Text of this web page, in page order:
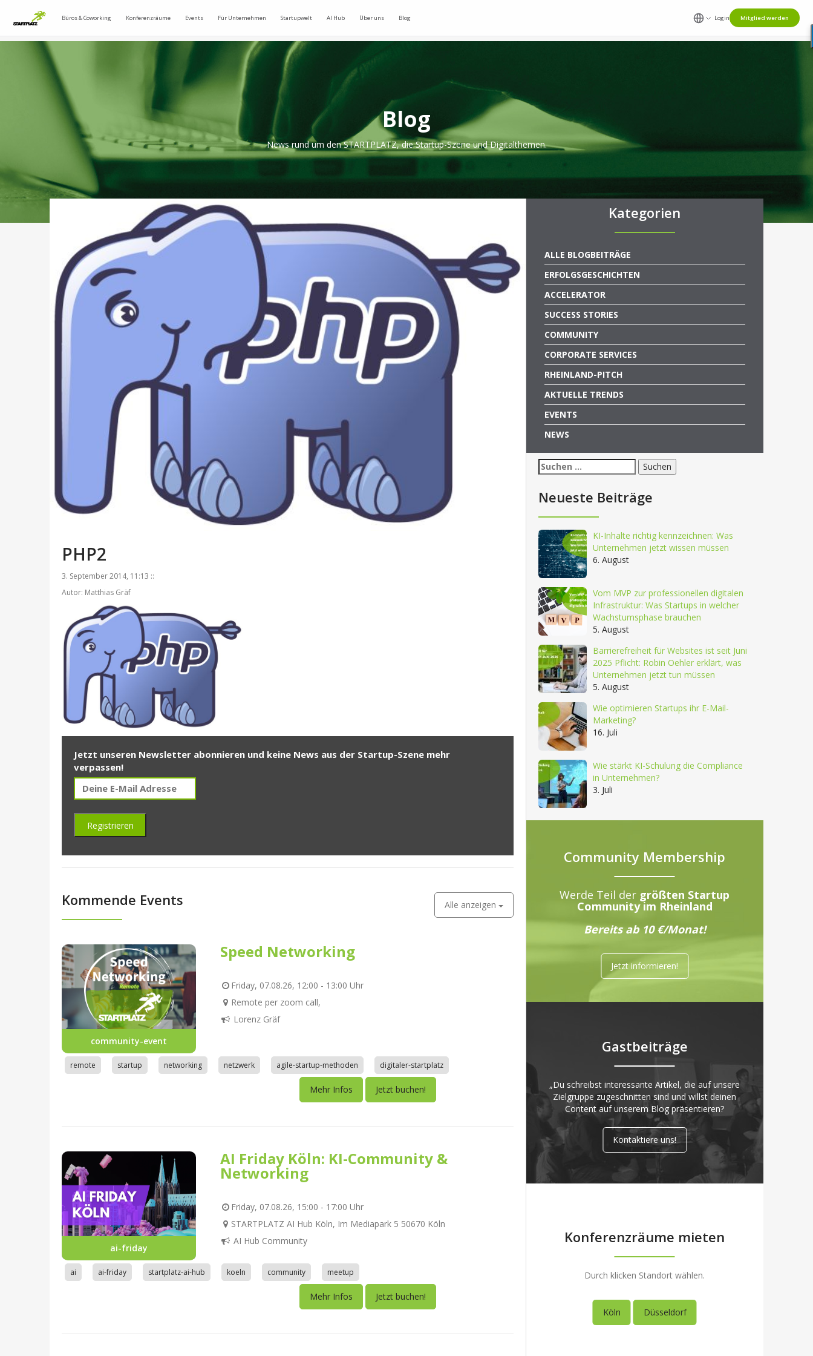
Büros & Coworking Konferenzräume Events Für Unternehmen Startupwelt AI Hub Über uns Blog Login Mitglied werden
Blog
News rund um den STARTPLATZ, die Startup-Szene und Digitalthemen.
PHP2
3. September 2014, 11:13 ::
Autor: Matthias Gräf
Jetzt unseren Newsletter abonnieren und keine News aus der Startup-Szene mehr
verpassen!
Kommende Events Alle anzeigen
community-event
Speed Networking
Friday, 07.08.26, 12:00 - 13:00 Uhr
Remote per zoom call,
Lorenz Gräf
remote startup networking netzwerk agile-startup-methoden digitaler-startplatz
Mehr Infos Jetzt buchen!
ai-friday
AI Friday Köln: KI-Community &
Networking
Friday, 07.08.26, 15:00 - 17:00 Uhr
STARTPLATZ AI Hub Köln, Im Mediapark 5 50670 Köln
AI Hub Community
ai ai-friday startplatz-ai-hub koeln community meetup
Mehr Infos Jetzt buchen!
Kategorien
ALLE BLOGBEITRÄGE
ERFOLGSGESCHICHTEN
ACCELERATOR
SUCCESS STORIES
COMMUNITY
CORPORATE SERVICES
RHEINLAND-PITCH
AKTUELLE TRENDS
EVENTS
NEWS
Suchen
nach:
Neueste Beiträge
KI-Inhalte richtig kennzeichnen: Was
Unternehmen jetzt wissen müssen
6. August
Vom MVP zur professionellen digitalen
Infrastruktur: Was Startups in welcher
Wachstumsphase brauchen
5. August
Barrierefreiheit für Websites ist seit Juni
2025 Pflicht: Robin Oehler erklärt, was
Unternehmen jetzt tun müssen
5. August
Wie optimieren Startups ihr E-Mail-
Marketing?
16. Juli
Wie stärkt KI-Schulung die Compliance
in Unternehmen?
3. Juli
Community Membership
Werde Teil der größten Startup
Community im Rheinland
Bereits ab 10 €/Monat!
Jetzt informieren!
Gastbeiträge
„Du schreibst interessante Artikel, die auf unsere
Zielgruppe zugeschnitten sind und willst deinen
Content auf unserem Blog präsentieren?
Kontaktiere uns!
Konferenzräume mieten
Durch klicken Standort wählen.
Köln Düsseldorf